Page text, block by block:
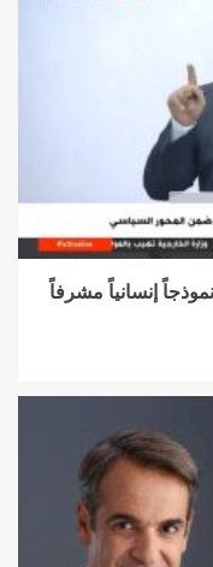
إنسانياً مشرفاً